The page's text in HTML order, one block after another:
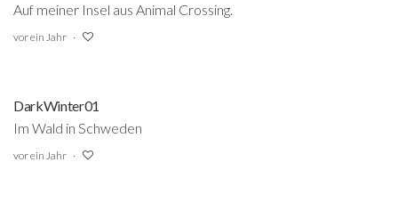
Auf meiner Insel aus Animal Crossing.
vor ein Jahr
DarkWinter01
Im Wald in Schweden
vor ein Jahr